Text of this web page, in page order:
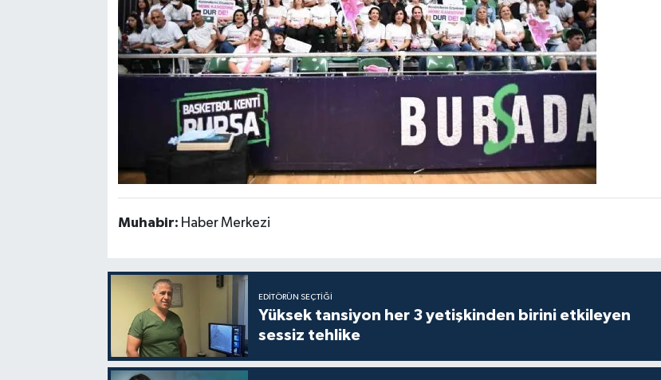
Muhabir: Haber Merkezi
EDITÖRÜN SEÇTIĞI
Yüksek tansiyon her 3 yetişkinden birini etkileyen
sessiz tehlike